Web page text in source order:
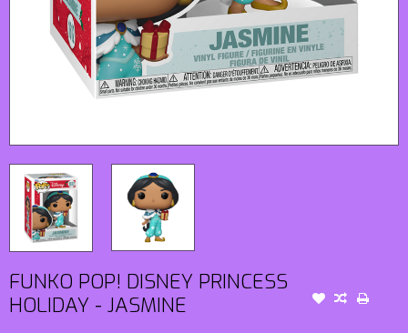
FUNKO POP! DISNEY PRINCESS
HOLIDAY - JASMINE